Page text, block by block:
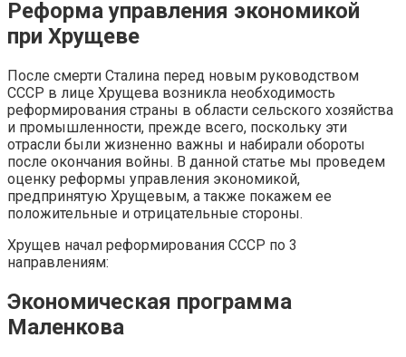
Реформа управления экономикой
при Хрущеве
После смерти Сталина перед новым руководством
СССР в лице Хрущева возникла необходимость
реформирования страны в области сельского хозяйства
и промышленности, прежде всего, поскольку эти
отрасли были жизненно важны и набирали обороты
после окончания войны. В данной статье мы проведем
оценку реформы управления экономикой,
предпринятую Хрущевым, а также покажем ее
положительные и отрицательные стороны.
Хрущев начал реформирования СССР по 3
направлениям:
Экономическая программа
Маленкова